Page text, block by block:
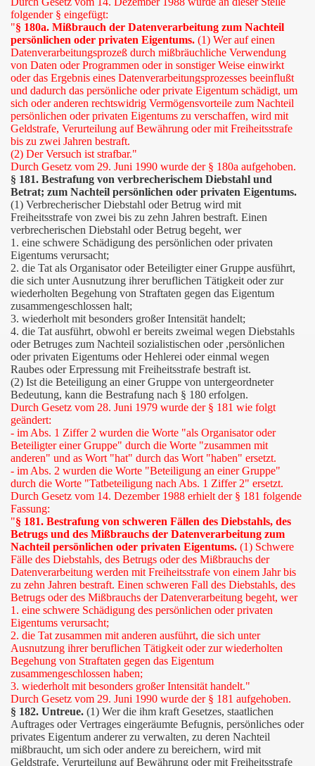
folgender § eingefügt:
"§ 180a. Mißbrauch der Datenverarbeitung zum Nachteil
persönlichen oder privaten Eigentums. (1) Wer auf einen
Datenverarbeitungsprozeß durch mißbräuchliche Verwendung
von Daten oder Programmen oder in sonstiger Weise einwirkt
oder das Ergebnis eines Datenverarbeitungsprozesses beeinflußt
und dadurch das persönliche oder private Eigentum schädigt, um
sich oder anderen rechtswidrig Vermögensvorteile zum Nachteil
persönlichen oder privaten Eigentums zu verschaffen, wird mit
Geldstrafe, Verurteilung auf Bewährung oder mit Freiheitsstrafe
bis zu zwei Jahren bestraft.
(2) Der Versuch ist strafbar."
Durch Gesetz vom 29. Juni 1990 wurde der § 180a aufgehoben.
§ 181. Bestrafung von verbrecherischem Diebstahl und
Betrat; zum Nachteil persönlichen oder privaten Eigentums.
(1) Verbrecherischer Diebstahl oder Betrug wird mit
Freiheitsstrafe von zwei bis zu zehn Jahren bestraft. Einen
verbrecherischen Diebstahl oder Betrug begeht, wer
1. eine schwere Schädigung des persönlichen oder privaten
Eigentums verursacht;
2. die Tat als Organisator oder Beteiligter einer Gruppe ausführt,
die sich unter Ausnutzung ihrer beruflichen Tätigkeit oder zur
wiederholten Begehung von Straftaten gegen das Eigentum
zusammengeschlossen halt;
3. wiederholt mit besonders großer Intensität handelt;
4. die Tat ausführt, obwohl er bereits zweimal wegen Diebstahls
oder Betruges zum Nachteil sozialistischen oder ,persönlichen
oder privaten Eigentums oder Hehlerei oder einmal wegen
Raubes oder Erpressung mit Freiheitsstrafe bestraft ist.
(2) Ist die Beteiligung an einer Gruppe von untergeordneter
Bedeutung, kann die Bestrafung nach § 180 erfolgen.
Durch Gesetz vom 28. Juni 1979 wurde der § 181 wie folgt
geändert:
- im Abs. 1 Ziffer 2 wurden die Worte "als Organisator oder
Beteiligter einer Gruppe" durch die Worte "zusammen mit
anderen" und as Wort "hat" durch das Wort "haben" ersetzt.
- im Abs. 2 wurden die Worte "Beteiligung an einer Gruppe"
durch die Worte "Tatbeteiligung nach Abs. 1 Ziffer 2" ersetzt.
Durch Gesetz vom 14. Dezember 1988 erhielt der § 181 folgende
Fassung:
"§ 181. Bestrafung von schweren Fällen des Diebstahls, des
Betrugs und des Mißbrauchs der Datenverarbeitung zum
Nachteil persönlichen oder privaten Eigentums. (1) Schwere
Fälle des Diebstahls, des Betrugs oder des Mißbrauchs der
Datenverarbeitung werden mit Freiheitsstrafe von einem Jahr bis
zu zehn Jahren bestraft. Einen schweren Fall des Diebstahls, des
Betrugs oder des Mißbrauchs der Datenverarbeitung begeht, wer
1. eine schwere Schädigung des persönlichen oder privaten
Eigentums verursacht;
2. die Tat zusammen mit anderen ausführt, die sich unter
Ausnutzung ihrer beruflichen Tätigkeit oder zur wiederholten
Begehung von Straftaten gegen das Eigentum
zusammengeschlossen haben;
3. wiederholt mit besonders großer Intensität handelt."
Durch Gesetz vom 29. Juni 1990 wurde der § 181 aufgehoben.
§ 182. Untreue. (1) Wer die ihm kraft Gesetzes, staatlichen
Auftrages oder Vertrages eingeräumte Befugnis, persönliches oder
privates Eigentum anderer zu verwalten, zu deren Nachteil
mißbraucht, um sich oder andere zu bereichern, wird mit
Geldstrafe, Verurteilung auf Bewährung oder mit Freiheitsstrafe